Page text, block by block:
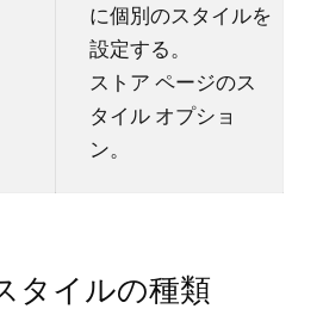
に個別のスタイルを
設定する⁠。
ストア ペ⁠ージのス
タイル オプシ⁠ョ
ン⁠。
タイルの種類